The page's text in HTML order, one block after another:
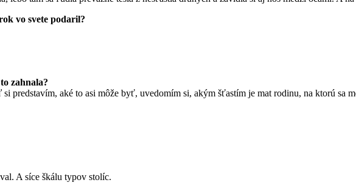
vo svete podaril?
zahnala?
predstavím, aké to asi môže byť, uvedomím si, akým šťastím je mat rodinu, na ktorú sa
A síce škálu typov stolíc.